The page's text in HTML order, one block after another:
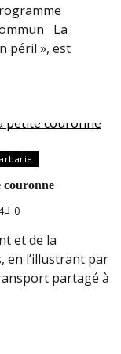
La
péril », est
couronne
0
et de la
en l’illustrant par
partagé à